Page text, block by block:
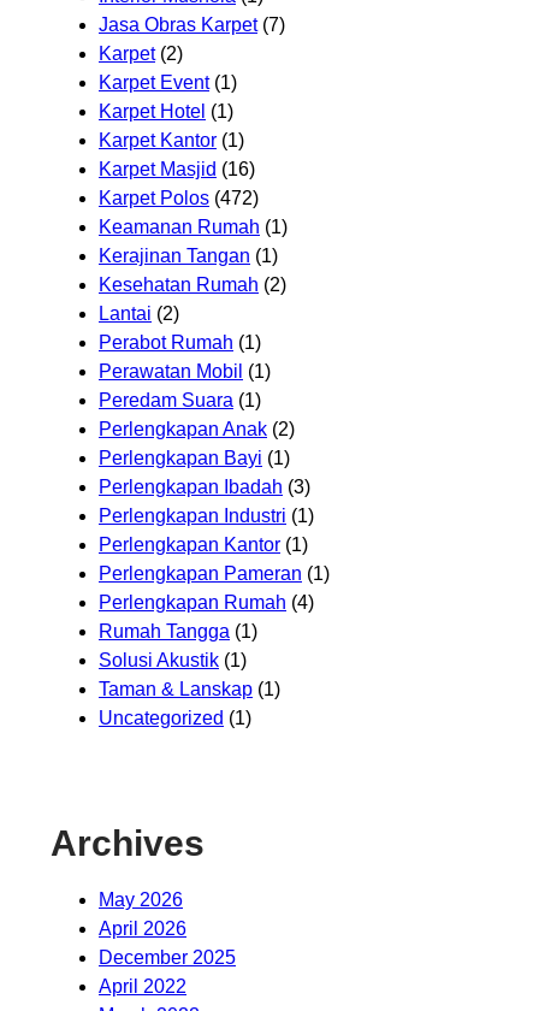
Jasa Obras Karpet(7)
Karpet(2)
Karpet Event(1)
Karpet Hotel (1)
Karpet Kantor (1)
Karpet Masjid (16)
Karpet Polos (472)
Keamanan Rumah (1)
Kerajinan Tangan (1)
Kesehatan Rumah (2)
Lantai (2)
Perabot Rumah (1)
Perawatan Mobil (1)
Peredam Suara (1)
Perlengkapan Anak (2)
Perlengkapan Bayi (1)
Perlengkapan Ibadah (3)
Perlengkapan Industri (1)
Perlengkapan Kantor (1)
Perlengkapan Pameran (1)
Perlengkapan Rumah (4)
Rumah Tangga (1)
Solusi Akustik (1)
Taman & Lanskap (1)
Uncategorized (1)
Archives
May 2026
April 2026
December 2025
April 2022